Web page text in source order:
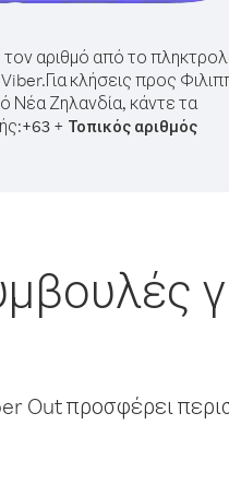
τον αριθμό από το
Για κλήσεις προς
Νέα Ζηλανδία, κάντε τα
+63+ Τοπικός αριθμός
Out προσφέρει